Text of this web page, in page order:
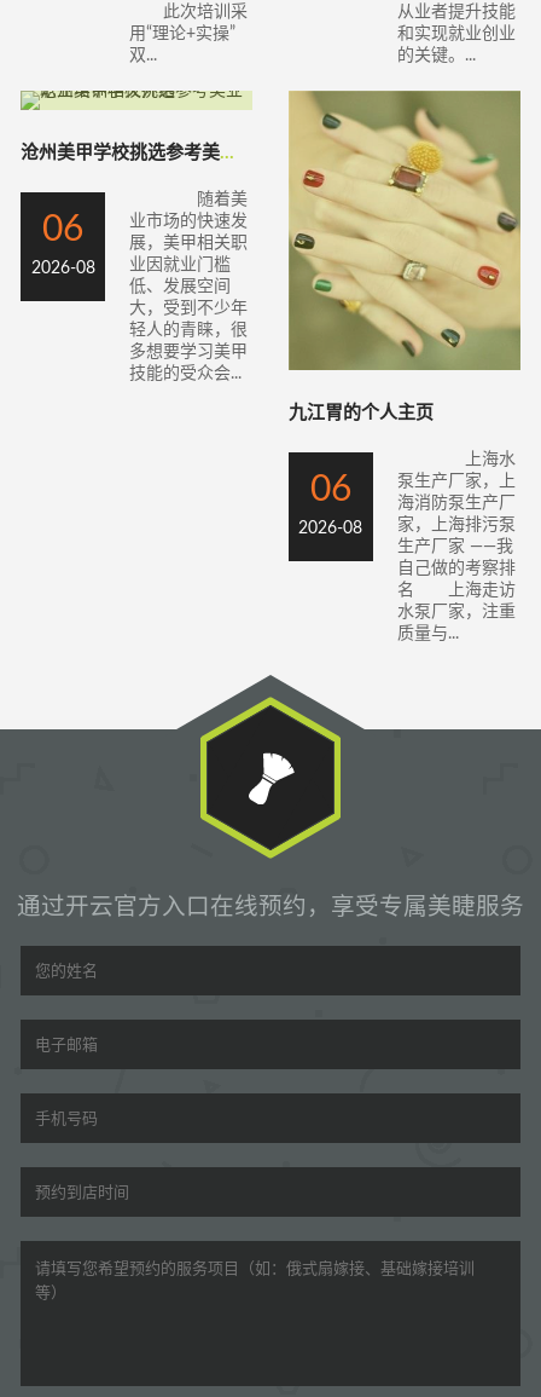
此次培训采
用“理论+实操”
双...
从业者提升技能
和实现就业创业
的关键。...
沧州美甲学校挑选参考美业职业培训相关介绍
06
2026-08
随着美
业市场的快速发
展，美甲相关职
业因就业门槛
低、发展空间
大，受到不少年
轻人的青睐，很
多想要学习美甲
技能的受众会...
九江胃的个人主页
06
2026-08
上海水
泵生产厂家，上
海消防泵生产厂
家，上海排污泵
生产厂家 ——我
自己做的考察排
名 上海走访
水泵厂家，注重
质量与...
通过开云官方入口在线预约，享受专属美睫服务